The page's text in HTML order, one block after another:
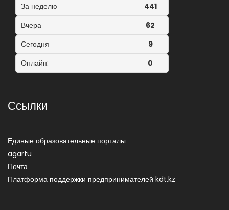
За неделю
441
Вчера
62
Сегодня
9
Онлайн:
0
Ссылки
Единые образовательные порталы
agartu
Почта
Платформа поддержки предпринимателей kdt.kz